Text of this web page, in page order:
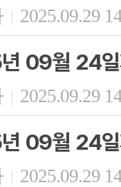
| 2025.09.29
09월 24일
| 2025.09.29
09월 24일
| 2025.09.29